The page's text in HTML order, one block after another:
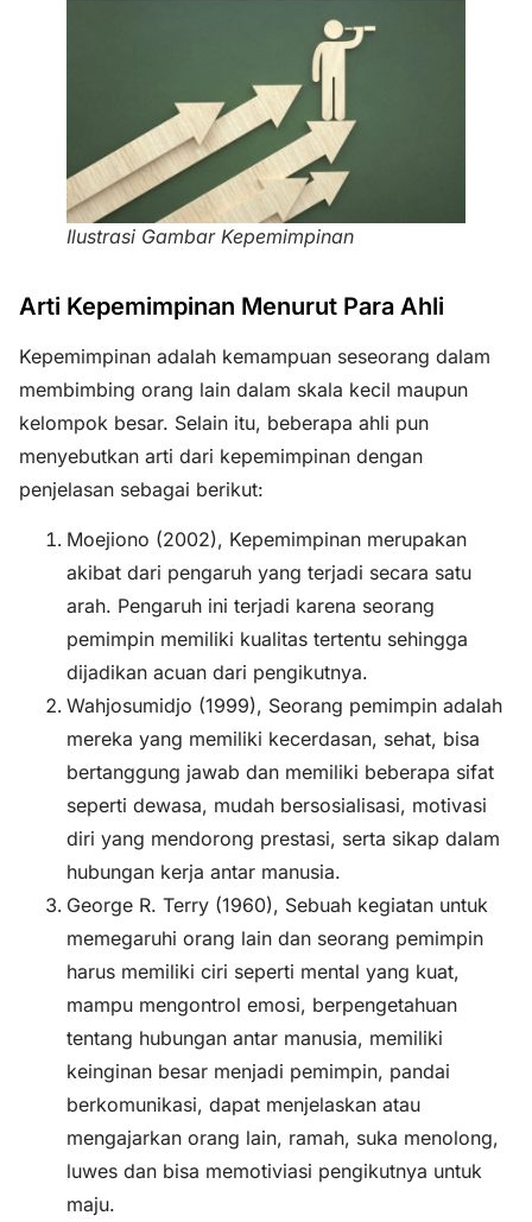
Ilustrasi Gambar Kepemimpinan
Arti Kepemimpinan Menurut Para Ahli
Kepemimpinan adalah kemampuan seseorang dalam
membimbing orang lain dalam skala kecil maupun
kelompok besar. Selain itu, beberapa ahli pun
menyebutkan arti dari kepemimpinan dengan
penjelasan sebagai berikut:
Moejiono (2002), Kepemimpinan merupakan
akibat dari pengaruh yang terjadi secara satu
arah. Pengaruh ini terjadi karena seorang
pemimpin memiliki kualitas tertentu sehingga
dijadikan acuan dari pengikutnya.
Wahjosumidjo (1999), Seorang pemimpin adalah
mereka yang memiliki kecerdasan, sehat, bisa
bertanggung jawab dan memiliki beberapa sifat
seperti dewasa, mudah bersosialisasi, motivasi
diri yang mendorong prestasi, serta sikap dalam
hubungan kerja antar manusia.
George R. Terry (1960), Sebuah kegiatan untuk
memegaruhi orang lain dan seorang pemimpin
harus memiliki ciri seperti mental yang kuat,
mampu mengontrol emosi, berpengetahuan
tentang hubungan antar manusia, memiliki
keinginan besar menjadi pemimpin, pandai
berkomunikasi, dapat menjelaskan atau
mengajarkan orang lain, ramah, suka menolong,
luwes dan bisa memotiviasi pengikutnya untuk
maju.